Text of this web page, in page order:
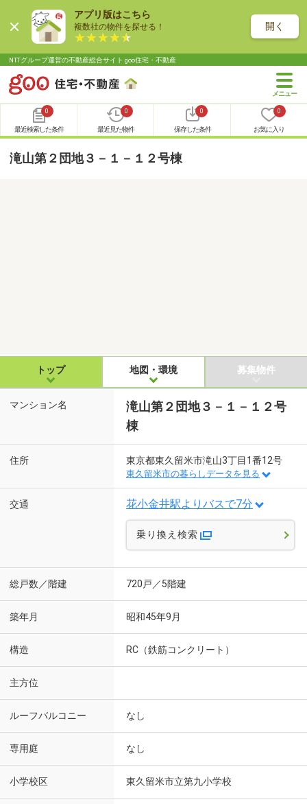
アプリ版はこちら
複数社の物件を探せる！ 開く
NTTグループ運営の不動産総合サイト goo住宅・不動産
0
最近検索した条件
0
最近見た物件
0
保存した条件
0
お気に入り
滝山第２団地３－１－１２号棟
トップ 地図・環境 募集物件
マンション名
滝山第２団地３－１－１２号
棟
住所 東京都東久留米市滝山3丁目1番12号
東久留米市の暮らしデータを見る
交通 花小金井駅よりバスで7分
乗り換え検索
総戸数／階建 720戸／5階建
築年月 昭和45年9月
構造 RC（鉄筋コンクリート）
主方位
ルーフバルコニー なし
専用庭 なし
小学校区 東久留米市立第九小学校